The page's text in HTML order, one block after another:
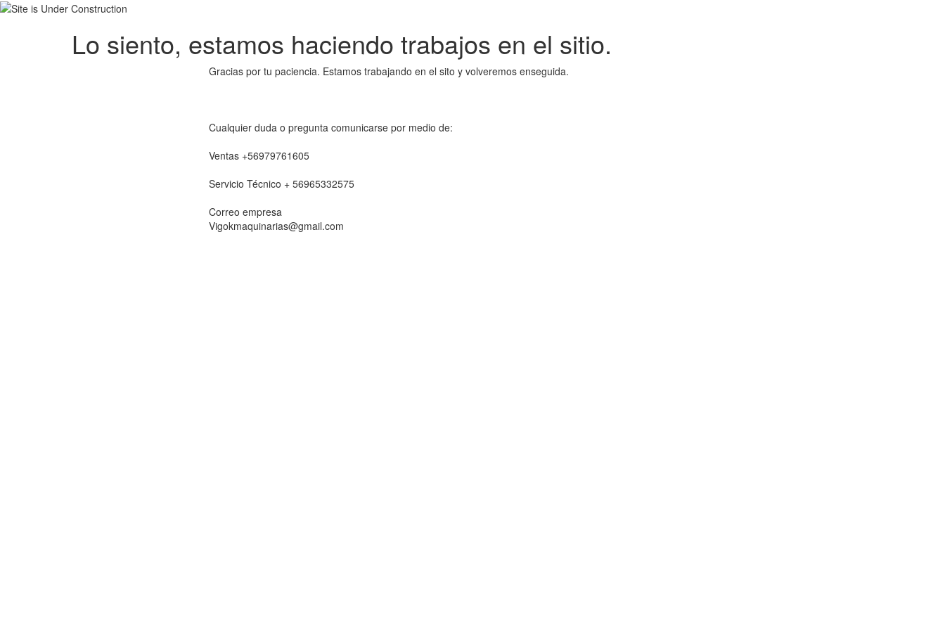
Lo siento, estamos haciendo trabajos en el sitio.
Gracias por tu paciencia. Estamos trabajando en el sito y volveremos enseguida.
Cualquier duda o pregunta comunicarse por medio de:
Ventas +56979761605
Servicio Técnico + 56965332575
Correo empresa
Vigokmaquinarias@gmail.com